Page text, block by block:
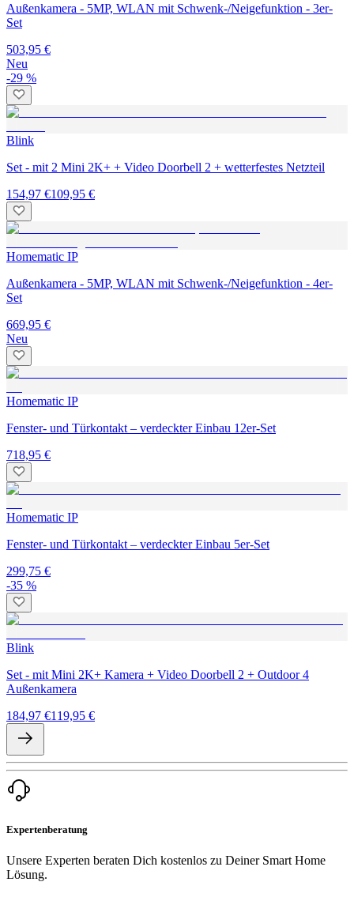
Außenkamera - 5MP, WLAN mit Schwenk-/Neigefunktion - 3er-
Set
503,95 €
Neu
-29 %
Blink
Set - mit 2 Mini 2K+ + Video Doorbell 2 + wetterfestes Netzteil
154,97 €109,95 €
Homematic IP
Außenkamera - 5MP, WLAN mit Schwenk-/Neigefunktion - 4er-
Set
669,95 €
Neu
Homematic IP
Fenster- und Türkontakt – verdeckter Einbau 12er-Set
718,95 €
Homematic IP
Fenster- und Türkontakt – verdeckter Einbau 5er-Set
299,75 €
-35 %
Blink
Set - mit Mini 2K+ Kamera + Video Doorbell 2 + Outdoor 4
Außenkamera
184,97 €119,95 €
Expertenberatung
Unsere Experten beraten Dich kostenlos zu Deiner Smart Home
Lösung.